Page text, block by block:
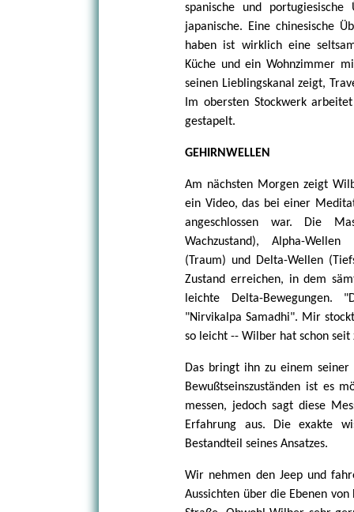
spanische und portugiesische
japanische. Eine chinesische
haben ist wirklich eine
Küche und ein Wohnzimmer
seinen Lieblingskanal zeigt,
Im obersten Stockwerk
gestapelt.
GEHIRNWELLEN
Am nächsten Morgen zeigt
ein Video, das bei einer
angeschlossen war. Die
Wachzustand), Alpha-Wellen
(Traum) und Delta-Wellen
Zustand erreichen, in dem
leichte Delta-
"Nirvikalpa Samadhi". Mir
so leicht -- Wilber hat schon
Das bringt ihn zu einem seiner
Bewußtseinszuständen ist es
messen, jedoch sagt diese
Erfahrung aus. Die exakte
Bestandteil seines Ansatzes.
Wir nehmen den Jeep und
Aussichten über die Ebenen